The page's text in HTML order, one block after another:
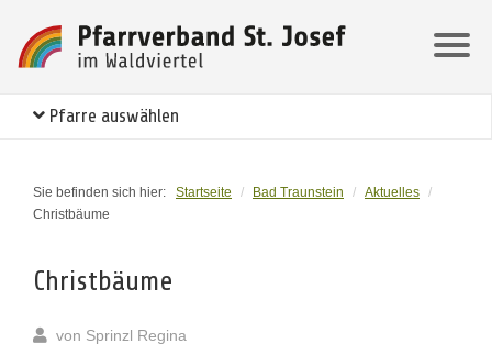
Pfarre auswählen
Sie befinden sich hier: Startseite / Bad Traunstein / Aktuelles
/
Christbäume
Christbäume
von Sprinzl Regina